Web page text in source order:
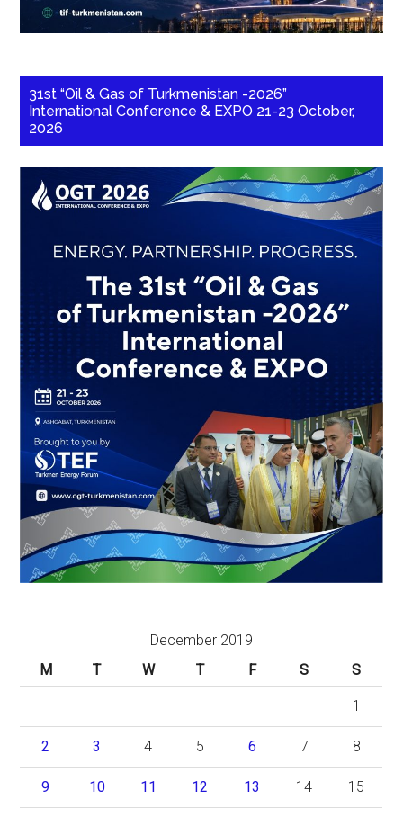
31st “Oil & Gas of Turkmenistan -2026”
International Conference & EXPO 21-23 October,
2026
December 2019
M
T W T F S S
1
2 3 4 5 6 7 8
9 10 11 12 13 14 15